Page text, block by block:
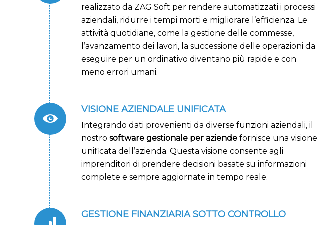
realizzato da ZAG Soft per rendere automatizzati i processi
aziendali, ridurre i tempi morti e migliorare l’efficienza. Le
attività quotidiane, come la gestione delle commesse,
l’avanzamento dei lavori, la successione delle operazioni da
eseguire per un ordinativo diventano più rapide e con
meno errori umani.
VISIONE AZIENDALE UNIFICATA
Integrando dati provenienti da diverse funzioni aziendali, il
nostro software gestionale per aziende fornisce una visione
unificata dell’azienda. Questa visione consente agli
imprenditori di prendere decisioni basate su informazioni
complete e sempre aggiornate in tempo reale.
GESTIONE FINANZIARIA SOTTO CONTROLLO